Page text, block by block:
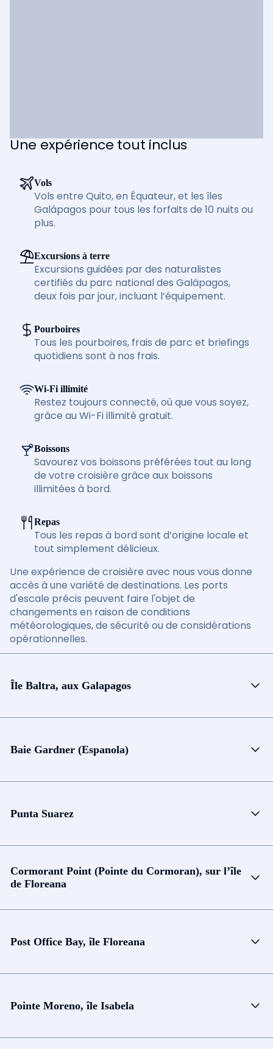
Une expérience tout inclus
Vols
Vols entre Quito, en Équateur, et les îles
Galápagos pour tous les forfaits de 10 nuits ou
plus.
Excursions à terre
Excursions guidées par des naturalistes
certifiés du parc national des Galápagos,
deux fois par jour, incluant l’équipement.
Pourboires
Tous les pourboires, frais de parc et briefings
quotidiens sont à nos frais.
Wi-Fi illimité
Restez toujours connecté, où que vous soyez,
grâce au Wi-Fi illimité gratuit.
Boissons
Savourez vos boissons préférées tout au long
de votre croisière grâce aux boissons
illimitées à bord.
Repas
Tous les repas à bord sont d’origine locale et
tout simplement délicieux.
Une expérience de croisière avec nous vous donne
accès à une variété de destinations. Les ports
d'escale précis peuvent faire l'objet de
changements en raison de conditions
météorologiques, de sécurité ou de considérations
opérationnelles.
Île Baltra, aux Galapagos
Baie Gardner (Espanola)
Punta Suarez
Cormorant Point (Pointe du Cormoran), sur l’île
de Floreana
Post Office Bay, île Floreana
Pointe Moreno, île Isabela